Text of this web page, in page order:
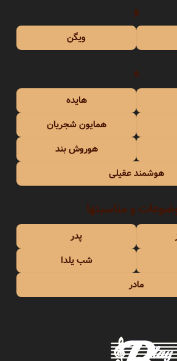
و
ویگن
ه
هایده
همایون شجریان
هوروش بند
هوشمند عقیلی
و مناسبتها
پدر
شب یلدا
مادر